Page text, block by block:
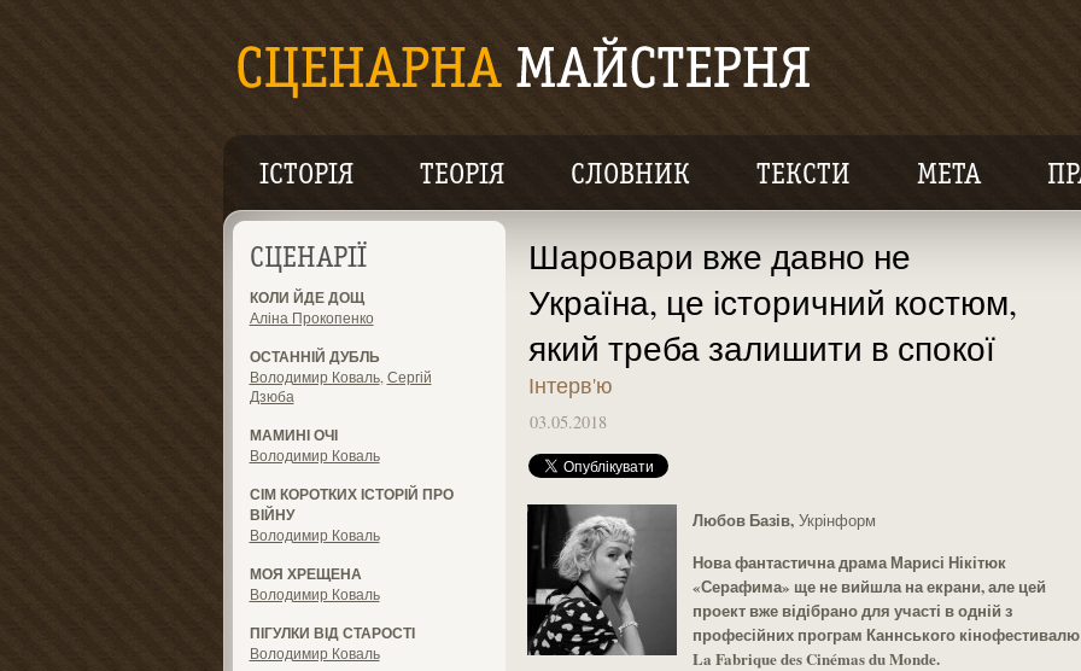
ІСТОРІЯ ТЕОРІЯ СЛОВНИК ТЕКСТИ МЕТА
СЦЕНАРІЇ
КОЛИ ЙДЕ ДОЩ
Аліна Прокопенко
ОСТАННІЙ ДУБЛЬ
Володимир Коваль, Сергій
Дзюба
МАМИНІ ОЧІ
Володимир Коваль
СІМ КОРОТКИХ ІСТОРІЙ ПРО
ВІЙНУ
Володимир Коваль
МОЯ ХРЕЩЕНА
Володимир Коваль
ПІГУЛКИ ВІД СТАРОСТІ
Володимир Коваль
Шаровари вже давно не
Україна, це історичний костюм,
який треба залишити в спокої
Інтерв'ю
03.05.2018
Любов Базів,Укрінформ
Нова фантастична драма Марисі Нікітюк
«Серафима» ще не вийшла на екрани, але цей
проект вже відібрано для участі в одній з
професійних програм Каннського кінофестивалю
La Fabrique des Cinémas du Monde.